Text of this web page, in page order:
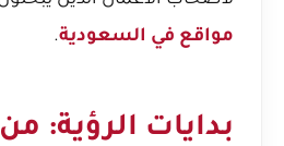
مواقع في السعودية.
بدايات الرؤية: